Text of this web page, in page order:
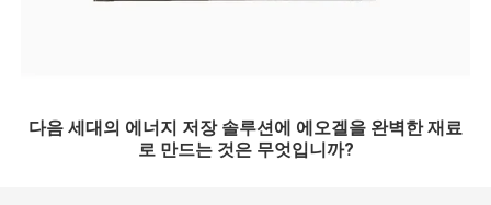
다음 세대의 에너지 저장 솔루션에 에오겔을 완벽한 재료
로 만드는 것은 무엇입니까?